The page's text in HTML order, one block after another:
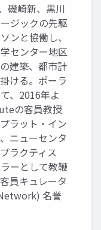
磯崎新、黒川
ジックの先駆
ンと協働し、
センター地区
建築、都市計
ける。ポーラ
、2016年よ
の客員教授
ラット・イン
ニューセンタ
ラクティス
ーとして教鞭
員キュレータ
名誉